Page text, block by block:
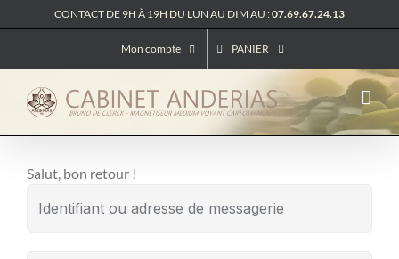
au
CONTACT DE 9H À 19H DU LUN AU DIM AU :07.69.67.24.13
Mon compte PANIER
Salut, bon retour !